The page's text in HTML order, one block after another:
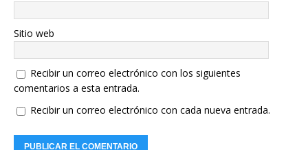
Sitio web
Recibir un correo electrónico con los siguientes
comentarios a esta entrada.
Recibir un correo electrónico con cada nueva entrada.